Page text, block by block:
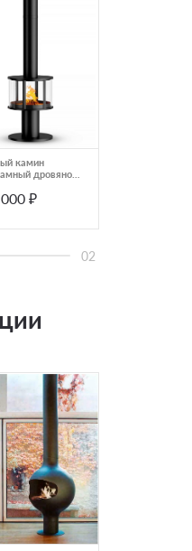
камин
дровяной
₽
02